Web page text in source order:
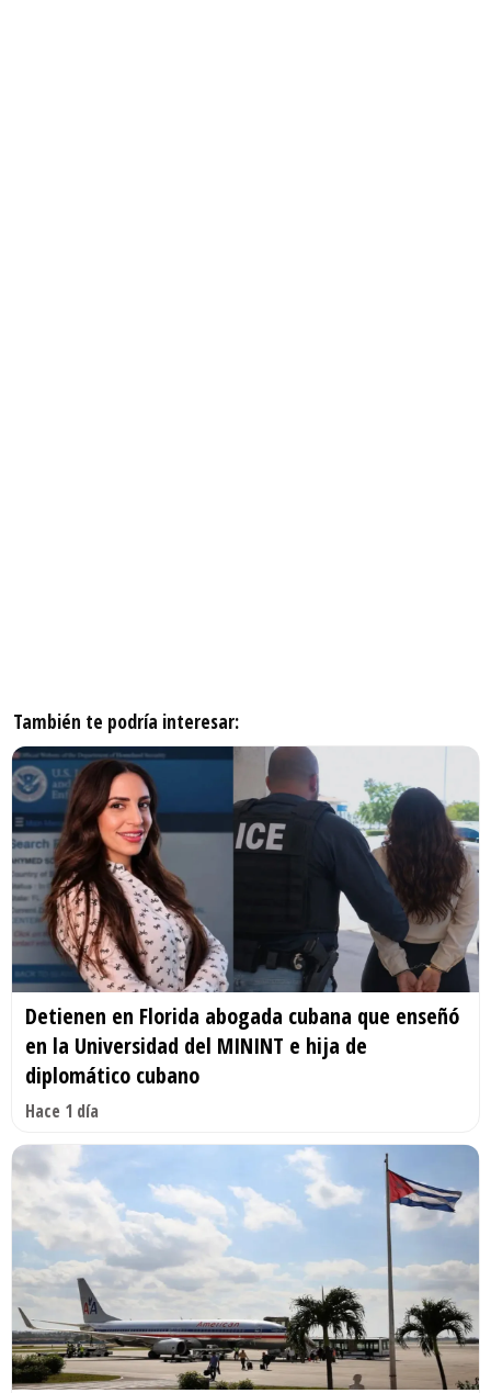
También te podría interesar:
Detienen en Florida abogada cubana que enseñó
en la Universidad del MININT e hija de
diplomático cubano
Hace 1 día